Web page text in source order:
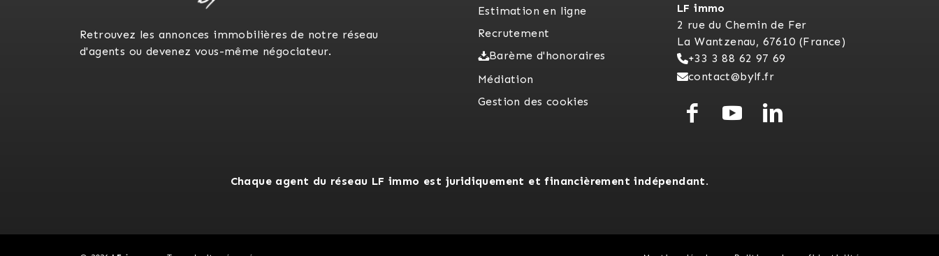
Retrouvez les annonces immobilières de notre réseau
d'agents ou devenez vous-même négociateur.
Estimation en ligne
Recrutement
Barème d'honoraires
Médiation
Gestion des cookies
LF immo
2 rue du Chemin de Fer
La Wantzenau, 67610 (France)
+33 3 88 62 97 69
contact@bylf.fr
Chaque agent du réseau LF immo est juridiquement et financièrement indépendant.